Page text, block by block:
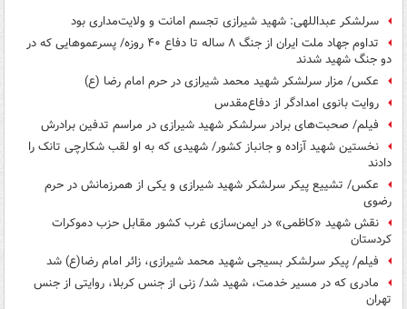
سرلشکر عبداللهی: شهید شیرازی تجسم امانت و ولایت‌مداری بود
تداوم جهاد ملت ایران از جنگ ۸ ساله تا دفاع ۴۰ روزه/ پسرعموهایی که در
دو جنگ شهید شدند
عکس/ مزار سرلشکر شهید محمد شیرازی در حرم امام رضا (ع)
روایت بانوی امدادگر از دفاع‌مقدس
فیلم/ صحبت‌های برادر سرلشکر شهید شیرازی در مراسم تدفین برادرش
نخستین شهید آزاده و جانباز کشور/ شهیدی که به او لقب شکارچی تانک را
دادند
عکس/ تشییع پیکر سرلشکر شهید شیرازی و یکی از همرزمانش در حرم
رضوی
نقش شهید «کاظمی» در ایمن‌سازی غرب کشور مقابل حزب دموکرات
کردستان
فیلم/ پیکر سرلشکر بسیجی شهید محمد شیرازی، زائر امام رضا(ع)‌ شد
مادری که در مسیر خدمت، شهید شد/ زنی از جنس کربلا، روایتی از جنس
تهران